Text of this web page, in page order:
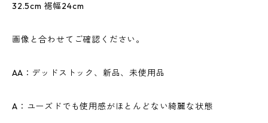
32.5cm 裾幅24cm
画像と合わせてご確認ください。
AA：デッドストック、新品、未使用品
A：ユーズドでも使用感がほとんどない綺麗な状態